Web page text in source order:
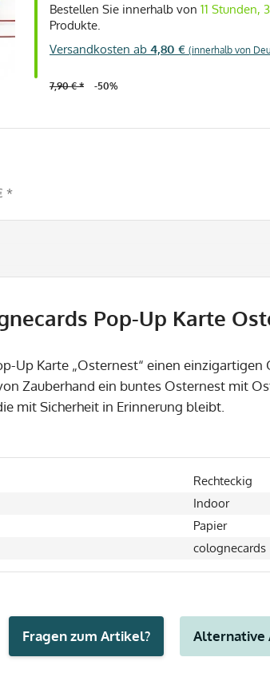
Bestellen Sie innerhalb von 11 Stunden,
Produkte.
Versandkosten ab 4,80 € (innerhalb von
7,90 € * -50%
*
Pop-Up Karte
Up Karte „Osternest“ einen
Zauberhand ein buntes Osternest mit
mit Sicherheit in Erinnerung bleibt.
Rechteckig
Indoor
Papier
colognecards
Fragen zum Artikel? Alternative